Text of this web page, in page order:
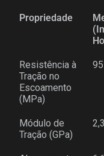
Propriedade
Resistência à
Tração no
Escoamento
(MPa)
Módulo de
Tração (GPa)